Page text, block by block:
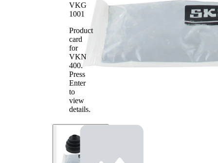
VKG
1001
Product
card
for
VKN
400.
Press
Enter
to
view
details.